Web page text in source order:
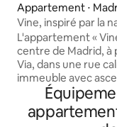
Appartement ⋅
Vine, inspiré par la
moderne, Malasana
L'appartement «
centre de Madrid, à
Via, dans une rue
immeuble avec
de la nature,
dispose d'une
entièrement